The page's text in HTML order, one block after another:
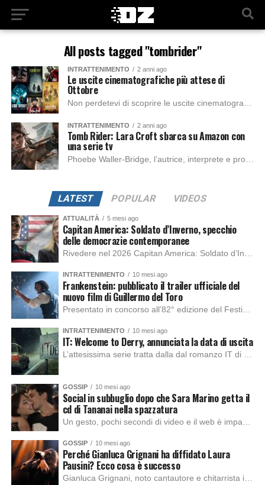
All posts tagged "tombrider"
INTRATTENIMENTO 2 anni ago
Le uscite cinematografiche più attese di
Ottobre
INTRATTENIMENTO 2 anni ago
Tomb Rider: Lara Croft sbarca su Amazon con
una serie tv
LATEST POPULAR VIDEOS
ATTUALITÀ 5 mesi ago
Capitan America: Soldato d’Inverno, specchio
delle democrazie contemporanee
INTRATTENIMENTO 10 mesi ago
Frankenstein: pubblicato il trailer ufficiale del
nuovo film di Guillermo del Toro
INTRATTENIMENTO 10 mesi ago
IT: Welcome to Derry, annunciata la data di uscita
GOSSIP 10 mesi ago
Social in subbuglio dopo che Sara Marino getta il
cd di Tananai nella spazzatura
GOSSIP 10 mesi ago
Perché Gianluca Grignani ha diffidato Laura
Pausini? Ecco cosa è successo